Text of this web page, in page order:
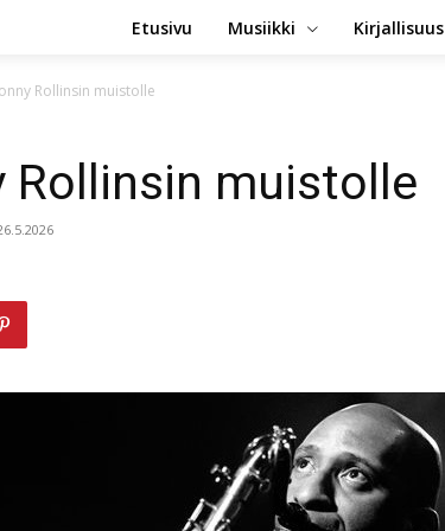
Etusivu Musiikki Kirjallisuus
Rollinsin muistolle
Rollinsin muistolle